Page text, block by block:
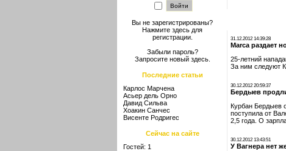
Вы не зарегистрированы?
Нажмите здесь для
регистрации.
Забыли пароль?
Запросите новый здесь.
Последние статьи
Карлос Марчена
Асьер дель Орно
Давид Сильва
Хоакин Санчес
Висенте Родригес
Сейчас на сайте
Гостей: 1
31.12.2012 14:39:28
Marca раздает
25-летний
За ним следуют
30.12.2012 20:59:37
Бердыев
Курбан Бердыев
поступила от
2,5 года. О
30.12.2012 13:43:51
У Вагнера нет